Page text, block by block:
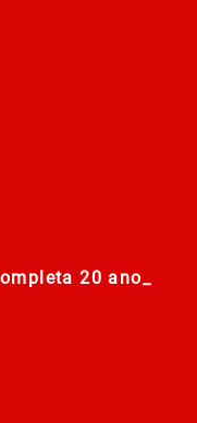
20 anos
começa com
aos Romeiros
comemora 168